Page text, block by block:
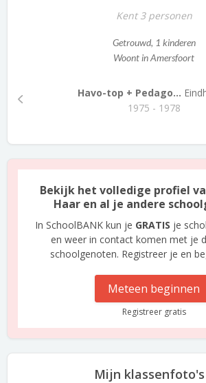
Kent 3 personen
Getrouwd, 1 kinderen
Woont in Amersfoort
Havo-top + Pedago...
1975 - 1978
Bekijk het volledige profiel
Haar en al je andere
In SchoolBANK kun je GRATIS je
en weer in contact komen met je
schoolgenoten. Registreer je en
Meteen beginnen
Registreer gratis
Mijn klassenfoto's